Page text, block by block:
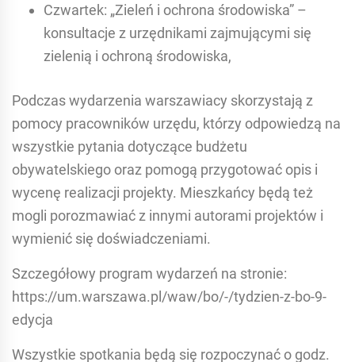
Czwartek: „Zieleń i ochrona środowiska” –
konsultacje z urzędnikami zajmującymi się
zielenią i ochroną środowiska,
Podczas wydarzenia warszawiacy skorzystają z
pomocy pracowników urzędu, którzy odpowiedzą na
wszystkie pytania dotyczące budżetu
obywatelskiego oraz pomogą przygotować opis i
wycenę realizacji projekty. Mieszkańcy będą też
mogli porozmawiać z innymi autorami projektów i
wymienić się doświadczeniami.
Szczegółowy program wydarzeń na stronie:
https://um.warszawa.pl/waw/bo/-/tydzien-z-bo-9-
edycja
Wszystkie spotkania będą się rozpoczynać o godz.